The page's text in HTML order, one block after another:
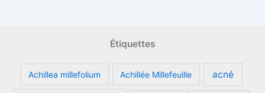
Étiquettes
Achillea millefolium Achillée Millefeuille acné